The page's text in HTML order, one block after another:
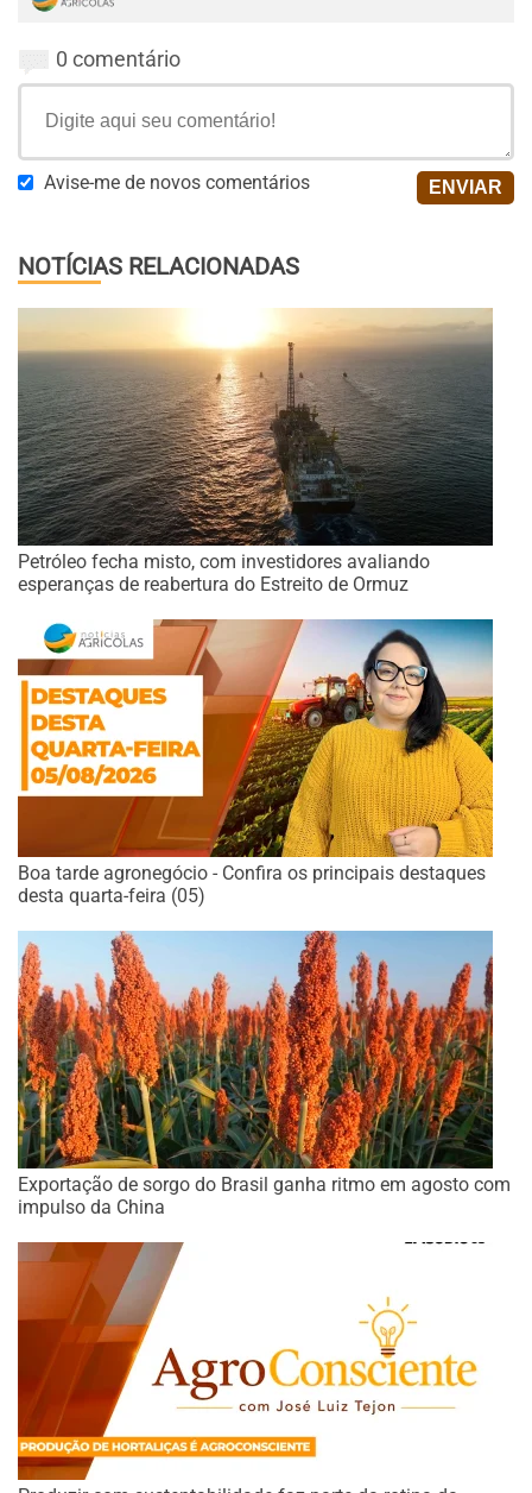
0 comentário
Avise-me de novos comentários
NOTÍCIAS RELACIONADAS
Petróleo fecha misto, com investidores avaliando
esperanças de reabertura do Estreito de Ormuz
Boa tarde agronegócio - Confira os principais destaques
desta quarta-feira (05)
Exportação de sorgo do Brasil ganha ritmo em agosto com
impulso da China